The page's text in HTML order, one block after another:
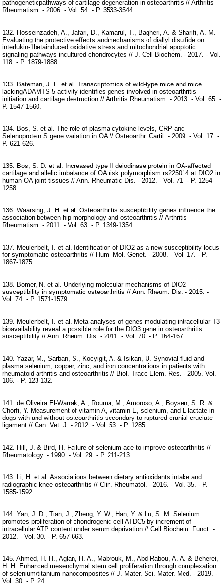
pathogeneticpathways of cartilage degeneration in osteoarthritis // Arthritis
Rheumatism. - 2006. - Vol. 54. - P. 3533-3544.
132. Hosseinzadeh, A., Jafari, D., Kamarul, T., Bagheri, A. & Sharifi, A. M.
Evaluating the protective effects andmechanisms of diallyl disulfide on
interlukin-1betainduced oxidative stress and mitochondrial apoptotic
signaling pathways incultured chondrocytes // J. Cell Biochem. - 2017. - Vol.
118. - P. 1879-1888.
133. Bateman, J. F. et al. Transcriptomics of wild-type mice and mice
lackingADAMTS-5 activity identifies genes involved in osteoarthritis
initiation and cartilage destruction // Arthritis Rheumatism. - 2013. - Vol. 65. -
P. 1547-1560.
134. Bos, S. et al. The role of plasma cytokine levels, CRP and
Selenoprotein S gene variation in OA // Osteoarthr. Cartil. - 2009. - Vol. 17. -
P. 621-626.
135. Bos, S. D. et al. Increased type II deiodinase protein in OA-affected
cartilage and allelic imbalance of OA risk polymorphism rs225014 at DIO2 in
human OA joint tissues // Ann. Rheumatic Dis. - 2012. - Vol. 71. - P. 1254-
1258.
136. Waarsing, J. H. et al. Osteoarthritis susceptibility genes influence the
association between hip morphology and osteoarthritis // Arthritis
Rheumatism. - 2011. - Vol. 63. - P. 1349-1354.
137. Meulenbelt, I. et al. Identification of DIO2 as a new susceptibility locus
for symptomatic osteoarthritis // Hum. Mol. Genet. - 2008. - Vol. 17. - P.
1867-1875.
138. Bomer, N. et al. Underlying molecular mechanisms of DIO2
susceptibility in symptomatic osteoarthritis // Ann. Rheum. Dis. - 2015. -
Vol. 74. - P. 1571-1579.
139. Meulenbelt, I. et al. Meta-analyses of genes modulating intracellular T3
bioavailability reveal a possible role for the DIO3 gene in osteoarthritis
susceptibility // Ann. Rheum. Dis. - 2011. - Vol. 70. - P. 164-167.
140. Yazar, M., Sarban, S., Kocyigit, A. & Isikan, U. Synovial fluid and
plasma selenium, copper, zinc, and iron concentrations in patients with
rheumatoid arthritis and osteoarthritis // Biol. Trace Elem. Res. - 2005. Vol.
106. - P. 123-132.
141. de Oliveira El-Warrak, A., Rouma, M., Amoroso, A., Boysen, S. R. &
Chorfi, Y. Measurement of vitamin A, vitamin E, selenium, and L-lactate in
dogs with and without osteoarthritis secondary to ruptured cranial cruciate
ligament // Can. Vet. J. - 2012. - Vol. 53. - P. 1285.
142. Hill, J. & Bird, H. Failure of selenium-ace to improve osteoarthritis //
Rheumatology. - 1990. - Vol. 29. - P. 211-213.
143. Li, H. et al. Associations between dietary antioxidants intake and
radiographic knee osteoarthritis // Clin. Rheumatol. - 2016. - Vol. 35. - P.
1585-1592.
144. Yan, J. D., Tian, J., Zheng, Y. W., Han, Y. & Lu, S. M. Selenium
promotes proliferation of chondrogenic cell ATDC5 by increment of
intracellular ATP content under serum deprivation // Cell Biochem. Funct. -
2012. - Vol. 30. - P. 657-663.
145. Ahmed, H. H., Aglan, H. A., Mabrouk, M., Abd-Rabou, A. A. & Beherei,
H. H. Enhanced mesenchymal stem cell proliferation through complexation
of selenium/titanium nanocomposites // J. Mater. Sci. Mater. Med. - 2019. -
Vol. 30. - P. 24.